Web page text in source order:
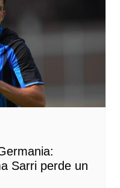
Sarri perde un